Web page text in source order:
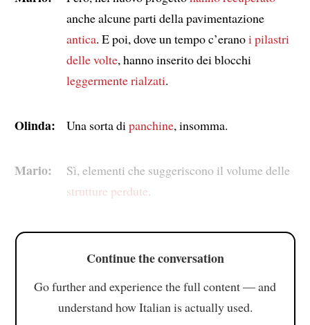
anche alcune parti della pavimentazione
antica. E poi, dove un tempo c’eranoi pilastri
delle volte, hanno inserito dei blocchi
leggermente rialzati.
Olinda: Una sorta di panchine, insomma.
Mario:
Sì, elementi che suggeriscono il volume delle
strutture perdute.
Continue the conversation
Go further and experience the full content — and
understand how Italian is actually used.